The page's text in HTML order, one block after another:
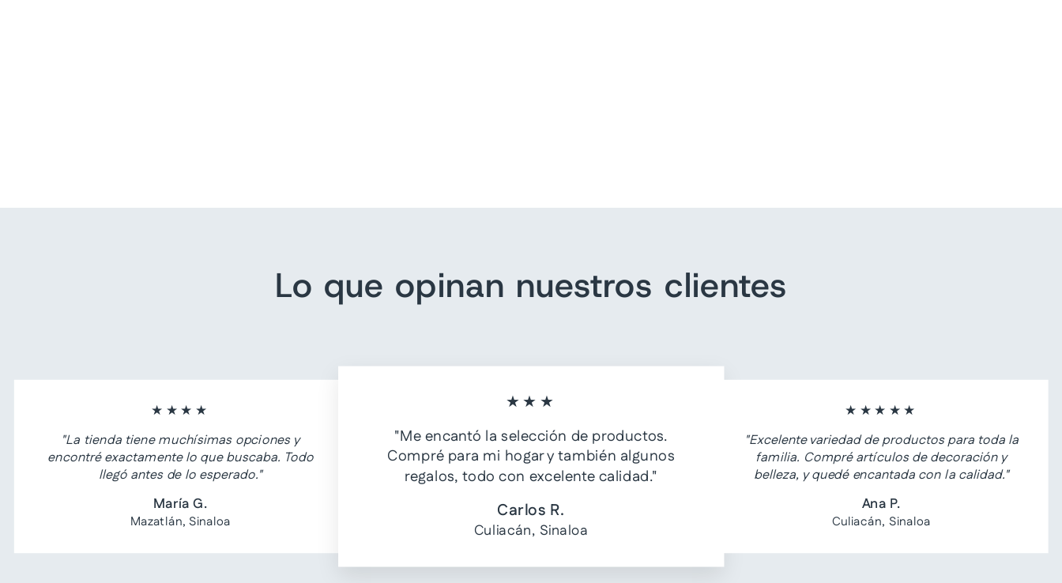
Lo que opinan nuestros clientes
★★★★
"La tienda tiene muchísimas opciones y
encontré exactamente lo que buscaba. Todo
llegó antes de lo esperado."
María G.
Mazatlán, Sinaloa
★★★
"Me encantó la selección de productos.
Compré para mi hogar y también algunos
regalos, todo con excelente calidad."
Carlos R.
Culiacán, Sinaloa
★★★★★
"Excelente variedad de productos para toda la
familia. Compré artículos de decoración y
belleza, y quedé encantada con la calidad."
Ana P.
Culiacán, Sinaloa